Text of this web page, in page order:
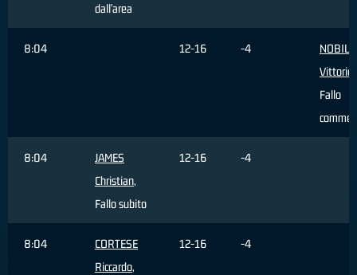
dall'area
8:04 12-16 -4
NOBILE
Vittorio
Fallo
8:04
JAMES
Christian,
Fallo subito
12-16 -4
8:04
CORTESE
Riccardo,
12-16 -4